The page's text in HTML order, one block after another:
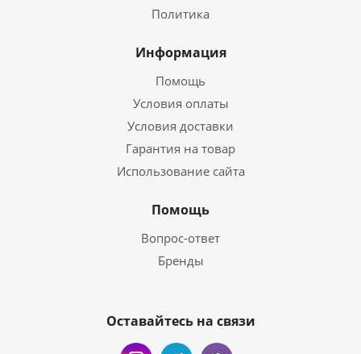
Политика
Информация
Помощь
Условия оплаты
Условия доставки
Гарантия на товар
Использование сайта
Помощь
Вопрос-ответ
Бренды
Оставайтесь на связи